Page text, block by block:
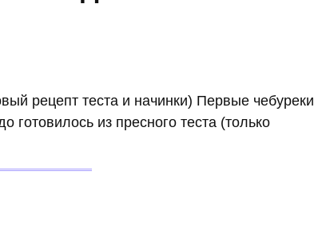
рецепт теста и начинки) Первые чебуреки
из пресного теста (только